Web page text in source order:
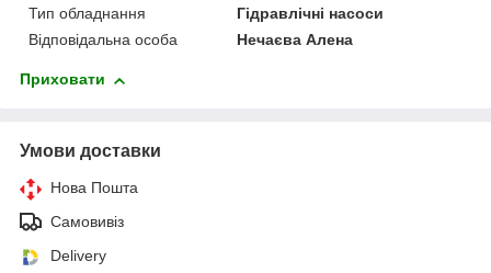
Тип обладнання
Гідравлічні насоси
Відповідальна особа
Нечаєва Алена
Приховати
Умови доставки
Нова Пошта
Самовивіз
Delivery